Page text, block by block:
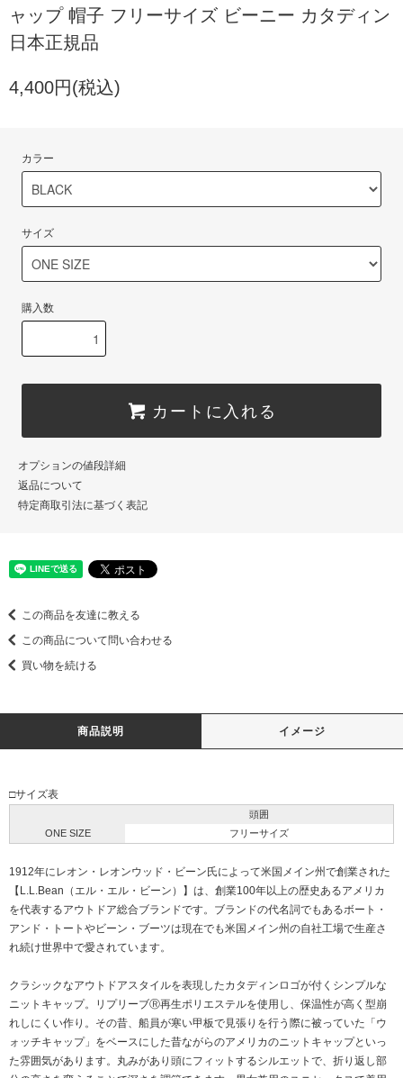
ャップ 帽子 フリーサイズ ビーニー カタディン
日本正規品
4,400円(税込)
カラー
サイズ
購入数
カートに入れる
オプションの値段詳細
返品について
特定商取引法に基づく表記
この商品を友達に教える
この商品について問い合わせる
買い物を続ける
商品説明 イメージ
□サイズ表
頭囲
ONE SIZE
フリーサイズ
1912年にレオン・レオンウッド・ビーン氏によって米国メイン州で創業された
【L.L.Bean（エル・エル・ビーン）】は、創業100年以上の歴史あるアメリカ
を代表するアウトドア総合ブランドです。ブランドの代名詞でもあるボート・
アンド・トートやビーン・ブーツは現在でも米国メイン州の自社工場で生産さ
れ続け世界中で愛されています。
クラシックなアウトドアスタイルを表現したカタディンロゴが付くシンプルな
ニットキャップ。リプリーブⓇ再生ポリエステルを使用し、保温性が高く型崩
れしにくい作り。その昔、船員が寒い甲板で見張りを行う際に被っていた「ウ
ォッチキャップ」をベースにした昔ながらのアメリカのニットキャップといっ
た雰囲気があります。丸みがあり頭にフィットするシルエットで、折り返し部